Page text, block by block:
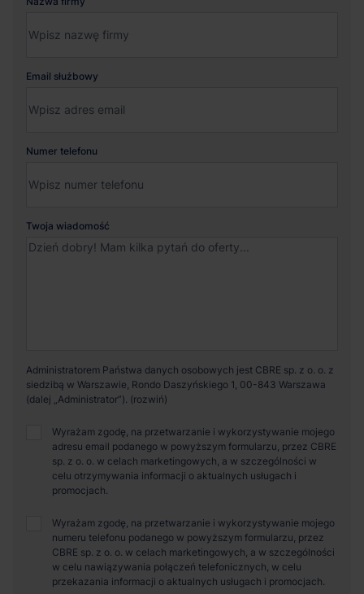
Email służbowy
Numer telefonu
Twoja wiadomość
Administratorem Państwa danych osobowych jest CBRE sp. z o. o. z
siedzibą w Warszawie, Rondo Daszyńskiego 1, 00-843 Warszawa
(dalej „Administrator”).
Wyrażam zgodę, na przetwarzanie i wykorzystywanie mojego
adresu email podanego w powyższym formularzu, przez CBRE
sp. z o. o. w celach marketingowych, a w szczególności w
celu otrzymywania informacji o aktualnych usługach i
promocjach.
Wyrażam zgodę, na przetwarzanie i wykorzystywanie mojego
numeru telefonu podanego w powyższym formularzu, przez
CBRE sp. z o. o. w celach marketingowych, a w szczególności
w celu nawiązywania połączeń telefonicznych, w celu
przekazania informacji o aktualnych usługach i promocjach.